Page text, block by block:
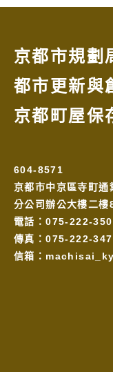
京都市規劃
都市更新與
京都町屋保
604-8571
京都市中京區寺町
分公司辦公大樓二樓
電話：075-222-
傳真：075-222-
信箱：